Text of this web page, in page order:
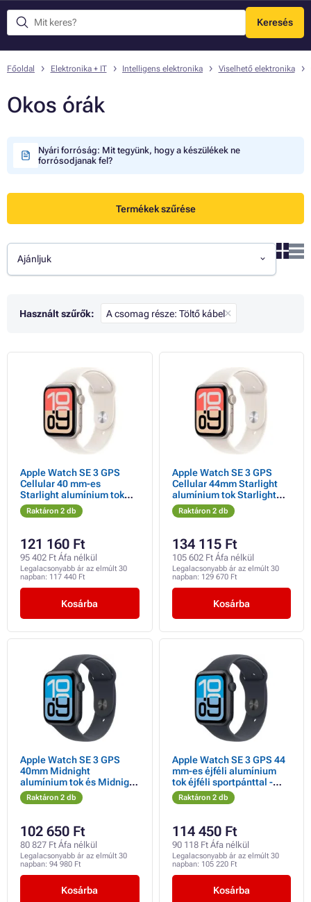
Keresés
Menü
Főoldal Elektronika + IT Intelligens elektronika Viselhető elektronika
Okos órák
Nyári forróság: Mit tegyünk, hogy a készülékek ne
forrósodjanak fel?
Termékek szűrése
Ajánljuk
Használt szűrők: A csomag része: Töltő kábel
Apple Watch SE 3 GPS
Cellular 40 mm-es
Starlight alumínium tok
Starlight sportpánttal -
S/M
Raktáron 2 db
121 160 Ft
95 402 Ft Áfa nélkül
Legalacsonyabb ár az elmúlt 30
napban: 117 440 Ft
Kosárba
Apple Watch SE 3 GPS
Cellular 44mm Starlight
alumínium tok Starlight
sportpánttal - S/M
Raktáron 2 db
134 115 Ft
105 602 Ft Áfa nélkül
Legalacsonyabb ár az elmúlt 30
napban: 129 670 Ft
Kosárba
Apple Watch SE 3 GPS
40mm Midnight
alumínium tok és Midnight
sportpánt - S/M
Raktáron 2 db
102 650 Ft
80 827 Ft Áfa nélkül
Legalacsonyabb ár az elmúlt 30
napban: 94 980 Ft
Kosárba
Apple Watch SE 3 GPS 44
mm-es éjféli alumínium
tok éjféli sportpánttal -
M/L
Raktáron 2 db
114 450 Ft
90 118 Ft Áfa nélkül
Legalacsonyabb ár az elmúlt 30
napban: 105 220 Ft
Kosárba